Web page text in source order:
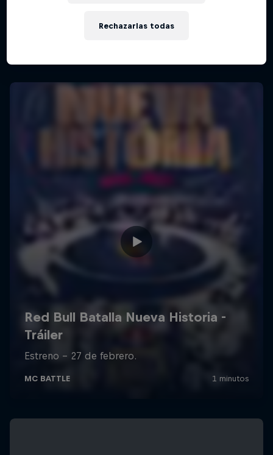
Rechazarlas todas